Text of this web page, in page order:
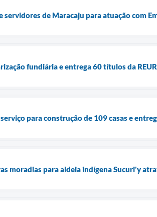
de Maracaju para atuação com
fundiária e entrega 60 títulos da
para construção de 109 casas e
moradias para aldeia indígena Sucuri'y